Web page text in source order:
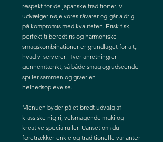
respekt for de japanske traditioner. Vi
udvælger nøje vores råvarer og går aldrig
på kompromis med kvaliteten. Frisk fisk,
perfekt tilberedt ris og harmoniske
smagskombinationer er grundlaget for alt,
hvad vi serverer. Hver anretning er
gennemtænkt, så både smag og udseende
spiller sammen og giver en
helhedsoplevelse.
Menuen byder på et bredt udvalg af
klassiske nigiri, velsmagende maki og
kreative specialruller. Uanset om du
foretrækker enkle og traditionelle varianter